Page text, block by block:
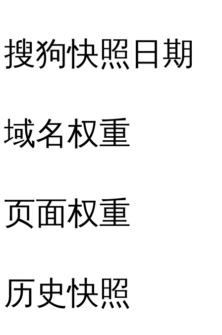
搜狗快照日期
域名权重
页面权重
历史快照